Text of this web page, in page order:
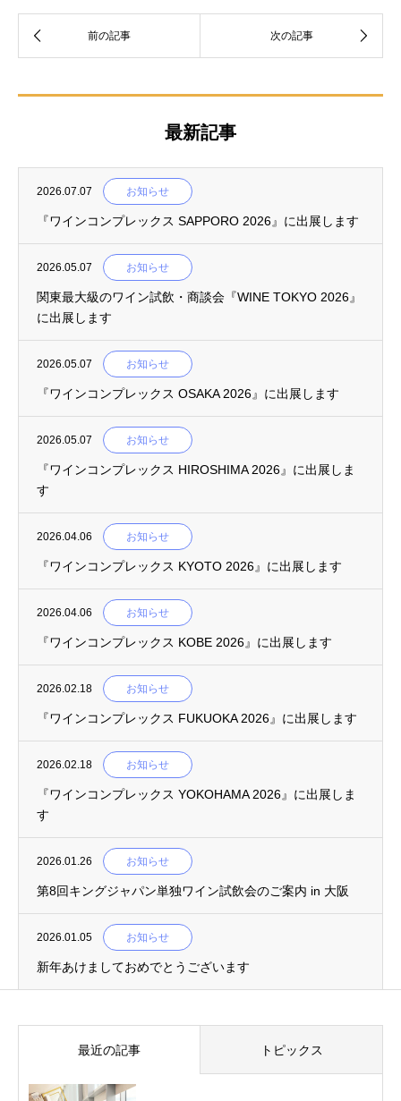
最新記事
2026.07.07 お知らせ
『ワインコンプレックス SAPPORO 2026』に出展します
2026.05.07 お知らせ
関東最大級のワイン試飲・商談会『WINE TOKYO 2026』
に出展します
2026.05.07 お知らせ
『ワインコンプレックス OSAKA 2026』に出展します
2026.05.07 お知らせ
『ワインコンプレックス HIROSHIMA 2026』に出展しま
す
2026.04.06 お知らせ
『ワインコンプレックス KYOTO 2026』に出展します
2026.04.06 お知らせ
『ワインコンプレックス KOBE 2026』に出展します
2026.02.18 お知らせ
『ワインコンプレックス FUKUOKA 2026』に出展します
2026.02.18 お知らせ
『ワインコンプレックス YOKOHAMA 2026』に出展しま
す
2026.01.26 お知らせ
第8回キングジャパン単独ワイン試飲会のご案内 in 大阪
2026.01.05 お知らせ
新年あけましておめでとうございます
最近の記事 トピックス